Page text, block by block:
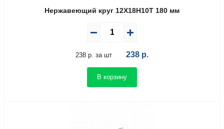
Нержавеющий круг 12Х18Н10Т 180 мм
238 р. за шт 238 р.
В корзину